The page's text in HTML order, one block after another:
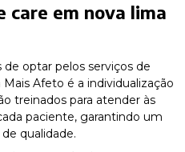
care em nova lima
optar pelos serviços de
Mais Afeto é a individualização
treinados para atender às
paciente, garantindo um
qualidade.